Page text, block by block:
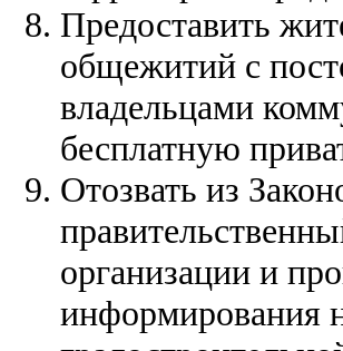
Предоставить
общежитий с
владельцами
бесплатную
Отозвать из
организации и
информирования